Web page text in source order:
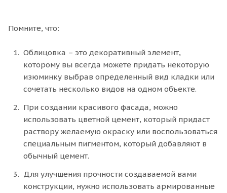
Помните, что:
Облицовка – это декоративный элемент,
которому вы всегда можете придать некоторую
изюминку выбрав определенный вид кладки или
сочетать несколько видов на одном объекте.
При создании красивого фасада, можно
использовать цветной цемент, который придаст
раствору желаемую окраску или воспользоваться
специальным пигментом, который добавляют в
обычный цемент.
Для улучшения прочности создаваемой вами
конструкции, нужно использовать армированные